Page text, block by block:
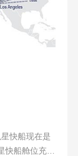
快船现在是
快船舱位充